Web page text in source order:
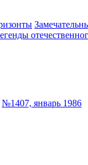
№1407, январь 1986